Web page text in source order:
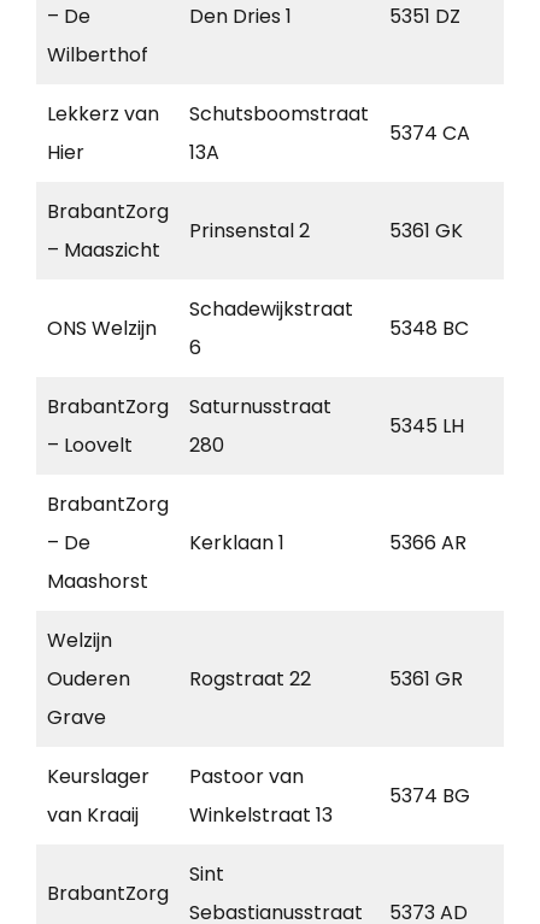
– De
Wilberthof
Den Dries 1 5351 DZ
Lekkerz van
Hier
Schutsboomstraat
13A
5374 CA
BrabantZorg
– Maaszicht
Prinsenstal 2 5361 GK
ONS Welzijn
Schadewijkstraat
6
5348 BC
BrabantZorg
– Loovelt
Saturnusstraat
280
5345 LH
BrabantZorg
– De
Maashorst
Kerklaan 1 5366 AR
Welzijn
Ouderen
Grave
Rogstraat 22 5361 GR
Keurslager
van Kraaij
Pastoor van
Winkelstraat 13
5374 BG
BrabantZorg
Sint
Sebastianusstraat
5373 AD